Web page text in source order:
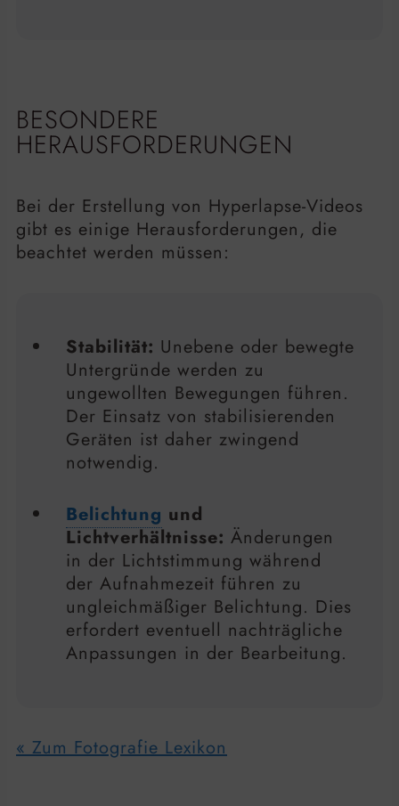
BESONDERE
HERAUSFORDERUNGEN
Bei der Erstellung von Hyperlapse-Videos
gibt es einige Herausforderungen, die
beachtet werden müssen:
Stabilität: Unebene oder bewegte
Untergründe werden zu
ungewollten Bewegungen führen.
Der Einsatz von stabilisierenden
Geräten ist daher zwingend
notwendig.
Belichtung und
Lichtverhältnisse: Änderungen
in der Lichtstimmung während
der Aufnahmezeit führen zu
ungleichmäßiger Belichtung. Dies
erfordert eventuell nachträgliche
Anpassungen in der Bearbeitung.
« Zum Fotografie Lexikon